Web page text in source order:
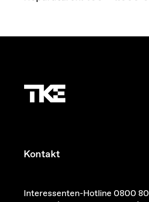
Kontakt
Interessenten-Hotline 0800 80